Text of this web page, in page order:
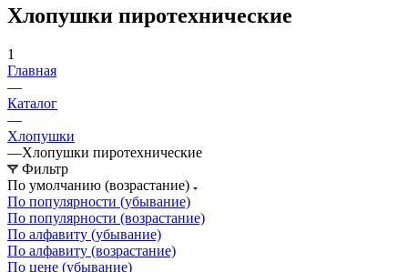
Хлопушки пиротехнические
1
Главная
—
Каталог
—
Хлопушки
—Хлопушки пиротехнические
Фильтр
По умолчанию (возрастание)
По популярности (убывание)
По популярности (возрастание)
По алфавиту (убывание)
По алфавиту (возрастание)
По цене (убывание)